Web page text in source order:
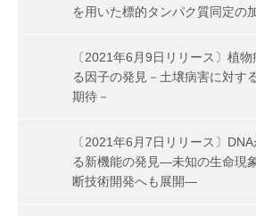
を用いた標的タンパク質同定の
〔2021年6月9日リリース〕植
る因子の発見－土壌病害に対す
期待－
〔2021年6月7日リリース〕
る新機能の発見―未知の生命現
断技術開発へも展開―